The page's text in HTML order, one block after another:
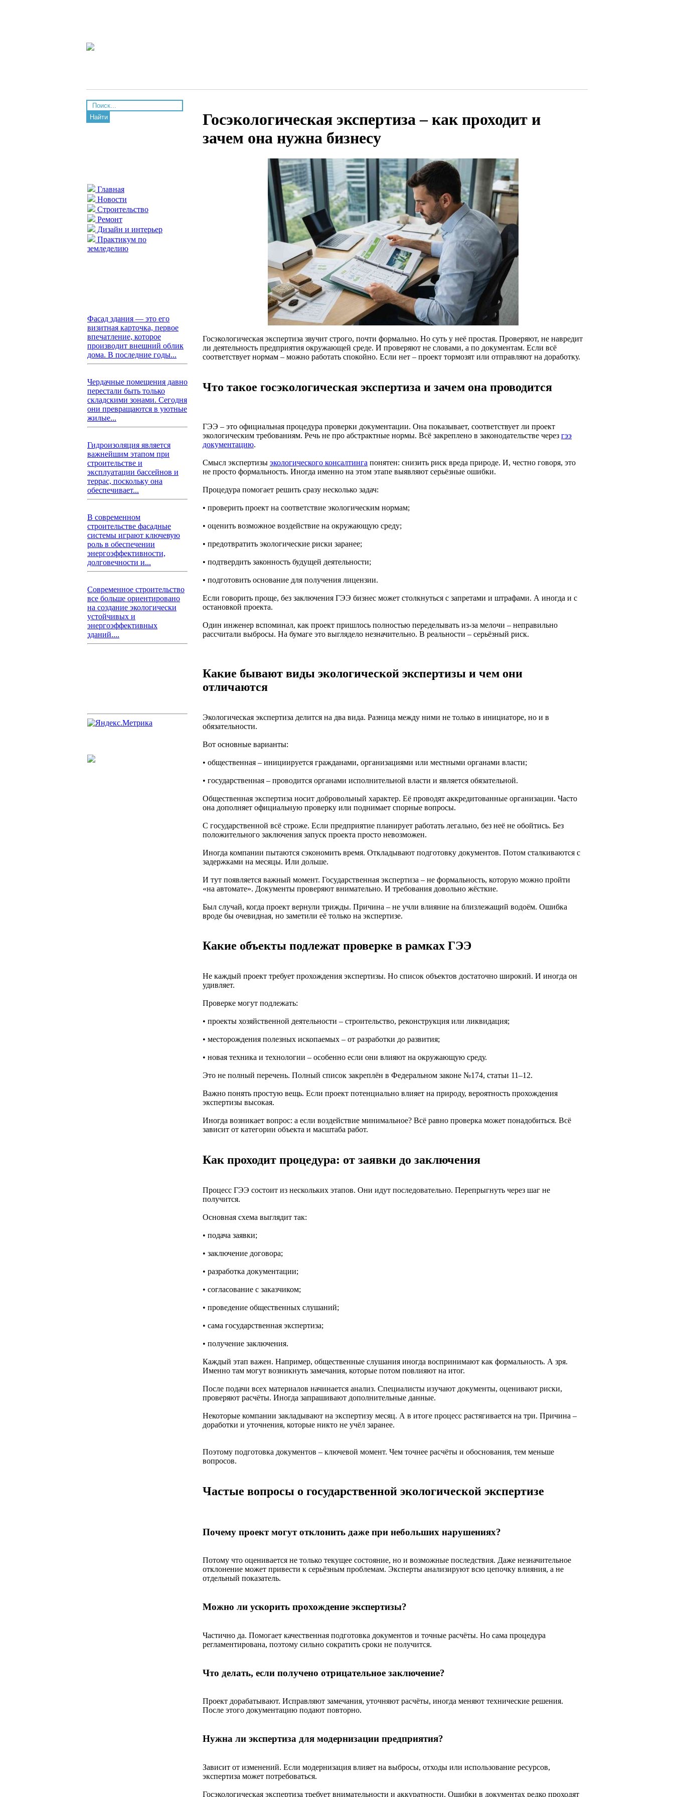
Найти
Главная
Новости
Строительство
Ремонт
Дизайн и интерьер
Практикум по
земледелию
Фасад здания — это его
визитная карточка, первое
впечатление, которое
производит внешний облик
дома. В последние годы...
Чердачные помещения давно
перестали быть только
складскими зонами. Сегодня
они превращаются в уютные
жилые...
Гидроизоляция является
важнейшим этапом при
строительстве и
эксплуатации бассейнов и
террас, поскольку она
обеспечивает...
В современном
строительстве фасадные
системы играют ключевую
роль в обеспечении
энергоэффективности,
долговечности и...
Современное строительство
все больше ориентировано
на создание экологически
устойчивых и
энергоэффективных
зданий....
Госэкологическая экспертиза – как проходит и
зачем она нужна бизнесу
Госэкологическая экспертиза звучит строго, почти формально. Но суть у неё простая. Проверяют, не навредит
ли деятельность предприятия окружающей среде. И проверяют не словами, а по документам. Если всё
соответствует нормам – можно работать спокойно. Если нет – проект тормозят или отправляют на доработку.
Что такое госэкологическая экспертиза и зачем она проводится
ГЭЭ – это официальная процедура проверки документации. Она показывает, соответствует ли проект
экологическим требованиям. Речь не про абстрактные нормы. Всё закреплено в законодательстве через гээ
документацию.
Смысл экспертизы экологического консалтинга понятен: снизить риск вреда природе. И, честно говоря, это
не просто формальность. Иногда именно на этом этапе выявляют серьёзные ошибки.
Процедура помогает решить сразу несколько задач:
• проверить проект на соответствие экологическим нормам;
• оценить возможное воздействие на окружающую среду;
• предотвратить экологические риски заранее;
• подтвердить законность будущей деятельности;
• подготовить основание для получения лицензии.
Если говорить проще, без заключения ГЭЭ бизнес может столкнуться с запретами и штрафами. А иногда и с
остановкой проекта.
Один инженер вспоминал, как проект пришлось полностью переделывать из-за мелочи – неправильно
рассчитали выбросы. На бумаге это выглядело незначительно. В реальности – серьёзный риск.
Какие бывают виды экологической экспертизы и чем они
отличаются
Экологическая экспертиза делится на два вида. Разница между ними не только в инициаторе, но и в
обязательности.
Вот основные варианты:
• общественная – инициируется гражданами, организациями или местными органами власти;
• государственная – проводится органами исполнительной власти и является обязательной.
Общественная экспертиза носит добровольный характер. Её проводят аккредитованные организации. Часто
она дополняет официальную проверку или поднимает спорные вопросы.
С государственной всё строже. Если предприятие планирует работать легально, без неё не обойтись. Без
положительного заключения запуск проекта просто невозможен.
Иногда компании пытаются сэкономить время. Откладывают подготовку документов. Потом сталкиваются с
задержками на месяцы. Или дольше.
И тут появляется важный момент. Государственная экспертиза – не формальность, которую можно пройти
«на автомате». Документы проверяют внимательно. И требования довольно жёсткие.
Был случай, когда проект вернули трижды. Причина – не учли влияние на близлежащий водоём. Ошибка
вроде бы очевидная, но заметили её только на экспертизе.
Какие объекты подлежат проверке в рамках ГЭЭ
Не каждый проект требует прохождения экспертизы. Но список объектов достаточно широкий. И иногда он
удивляет.
Проверке могут подлежать:
• проекты хозяйственной деятельности – строительство, реконструкция или ликвидация;
• месторождения полезных ископаемых – от разработки до развития;
• новая техника и технологии – особенно если они влияют на окружающую среду.
Это не полный перечень. Полный список закреплён в Федеральном законе №174, статьи 11–12.
Важно понять простую вещь. Если проект потенциально влияет на природу, вероятность прохождения
экспертизы высокая.
Иногда возникает вопрос: а если воздействие минимальное? Всё равно проверка может понадобиться. Всё
зависит от категории объекта и масштаба работ.
Как проходит процедура: от заявки до заключения
Процесс ГЭЭ состоит из нескольких этапов. Они идут последовательно. Перепрыгнуть через шаг не
получится.
Основная схема выглядит так:
• подача заявки;
• заключение договора;
• разработка документации;
• согласование с заказчиком;
• проведение общественных слушаний;
• сама государственная экспертиза;
• получение заключения.
Каждый этап важен. Например, общественные слушания иногда воспринимают как формальность. А зря.
Именно там могут возникнуть замечания, которые потом повлияют на итог.
После подачи всех материалов начинается анализ. Специалисты изучают документы, оценивают риски,
проверяют расчёты. Иногда запрашивают дополнительные данные.
Некоторые компании закладывают на экспертизу месяц. А в итоге процесс растягивается на три. Причина –
доработки и уточнения, которые никто не учёл заранее.
Поэтому подготовка документов – ключевой момент. Чем точнее расчёты и обоснования, тем меньше
вопросов.
Частые вопросы о государственной экологической экспертизе
Почему проект могут отклонить даже при небольших нарушениях?
Потому что оценивается не только текущее состояние, но и возможные последствия. Даже незначительное
отклонение может привести к серьёзным проблемам. Эксперты анализируют всю цепочку влияния, а не
отдельный показатель.
Можно ли ускорить прохождение экспертизы?
Частично да. Помогает качественная подготовка документов и точные расчёты. Но сама процедура
регламентирована, поэтому сильно сократить сроки не получится.
Что делать, если получено отрицательное заключение?
Проект дорабатывают. Исправляют замечания, уточняют расчёты, иногда меняют технические решения.
После этого документацию подают повторно.
Нужна ли экспертиза для модернизации предприятия?
Зависит от изменений. Если модернизация влияет на выбросы, отходы или использование ресурсов,
экспертиза может потребоваться.
Госэкологическая экспертиза требует внимательности и аккуратности. Ошибки в документах редко проходят